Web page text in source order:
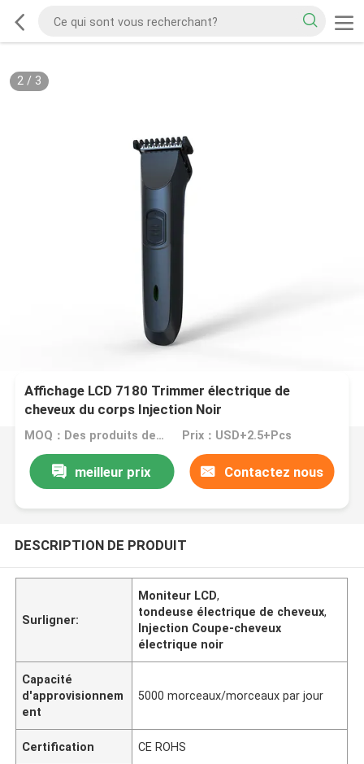
2/ 3
Affichage LCD 7180 Trimmer électrique de
cheveux du corps Injection Noir
MOQ：Des produits de la catégorie 3 Prix：USD+2.5+Pcs
meilleur prix Contactez nous
DESCRIPTION DE PRODUIT
Surligner:
Moniteur LCD,
tondeuse électrique de cheveux,
Injection Coupe-cheveux
électrique noir
Capacité
d'approvisionnem
ent
5000 morceaux/morceaux par jour
Certification CE ROHS